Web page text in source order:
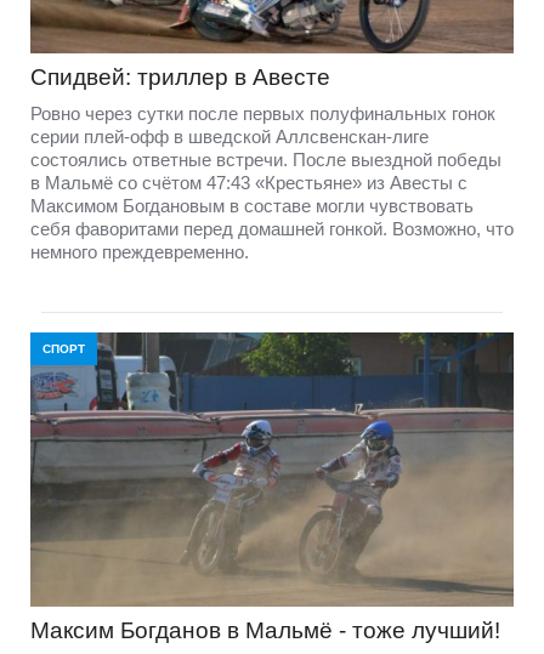
Спидвей: триллер в Авесте
Ровно через сутки после первых полуфинальных гонок
серии плей-офф в шведской Аллсвенскан-лиге
состоялись ответные встречи. После выездной победы
в Мальмё со счётом 47:43 «Крестьяне» из Авесты с
Максимом Богдановым в составе могли чувствовать
себя фаворитами перед домашней гонкой. Возможно, что
немного преждевременно.
СПОРТ
Максим Богданов в Мальмё - тоже лучший!